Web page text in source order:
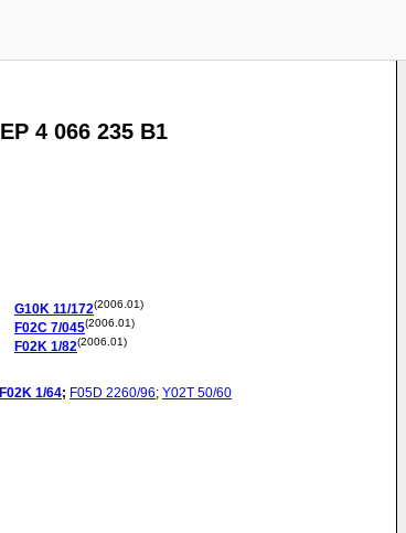
EP 4 066 235 B1
G10K 11/172(2006.01)
F02C 7/045(2006.01)
F02K 1/82(2006.01)
F02K 1/64; F05D 2260/96; Y02T 50/60